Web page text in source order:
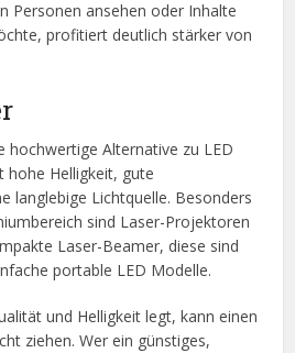
Personen ansehen oder Inhalte
profitiert deutlich stärker von
hochwertige Alternative zu LED
hohe Helligkeit, gute
langlebige Lichtquelle. Besonders
sind Laser-Projektoren
Laser-Beamer, diese sind
portable LED Modelle.
und Helligkeit legt, kann einen
ziehen. Wer ein günstiges,